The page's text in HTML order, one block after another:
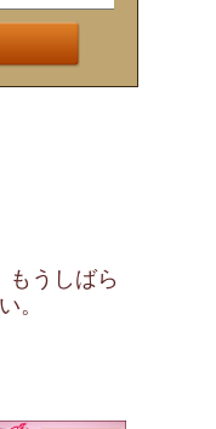
もうしばら
。